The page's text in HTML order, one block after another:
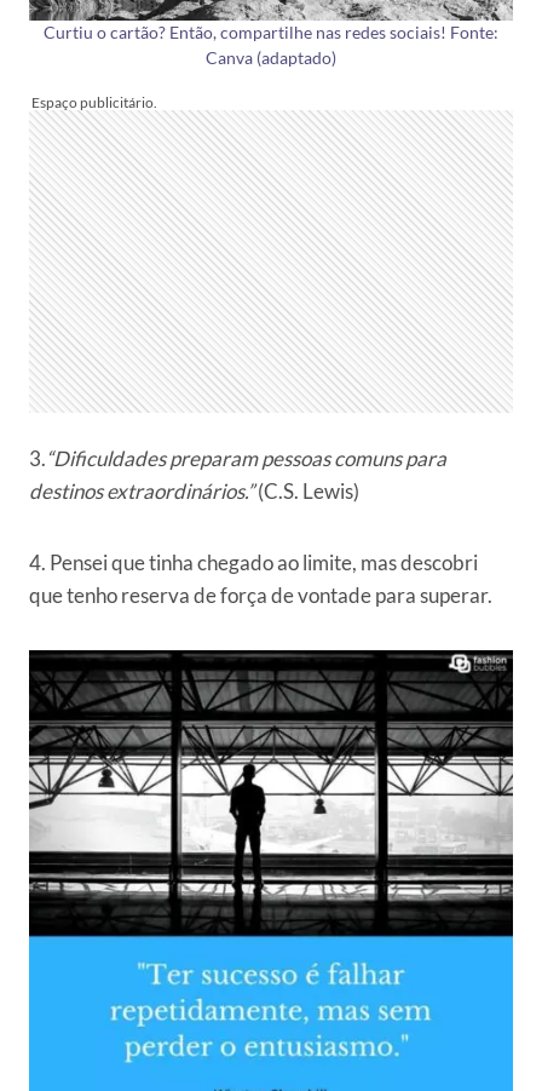
Curtiu o cartão? Então, compartilhe nas redes sociais! Fonte:
Canva (adaptado)
3.“Dificuldades preparam pessoas comuns para
destinos extraordinários.”(C.S. Lewis)
4. Pensei que tinha chegado ao limite, mas descobri
que tenho reserva de força de vontade para superar.